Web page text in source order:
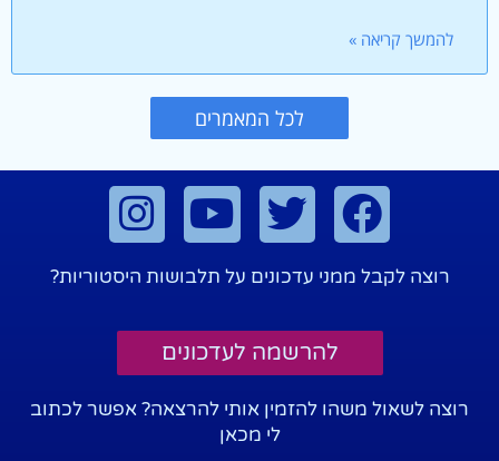
להמשך קריאה »
לכל המאמרים
רוצה לקבל ממני עדכונים על תלבושות היסטוריות?
להרשמה לעדכונים
רוצה לשאול משהו להזמין אותי להרצאה? אפשר לכתוב
לי מכאן